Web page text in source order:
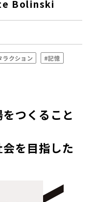
Bolinski
ラクション
#記憶
つくること
を目指した